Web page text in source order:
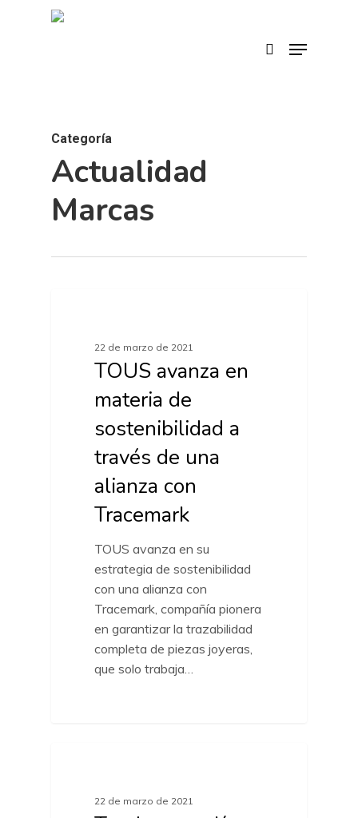
Menu
Categoría
Actualidad
Marcas
22 de marzo de 2021
TOUS avanza en
materia de
sostenibilidad a
través de una
alianza con
Tracemark
TOUS avanza en su
estrategia de sostenibilidad
con una alianza con
Tracemark, compañía pionera
en garantizar la trazabilidad
completa de piezas joyeras,
que solo trabaja…
22 de marzo de 2021